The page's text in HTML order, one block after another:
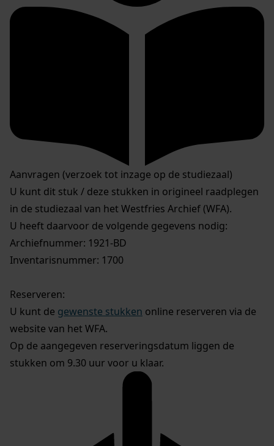
Aanvragen (verzoek tot inzage op de studiezaal)
U kunt dit stuk / deze stukken in origineel raadplegen
in de studiezaal van het Westfries Archief (WFA).
U heeft daarvoor de volgende gegevens nodig:
Archiefnummer: 1921-BD
Inventarisnummer: 1700
Reserveren:
U kunt de gewenste stukken online reserveren via de
website van het WFA.
Op de aangegeven reserveringsdatum liggen de
stukken om 9.30 uur voor u klaar.